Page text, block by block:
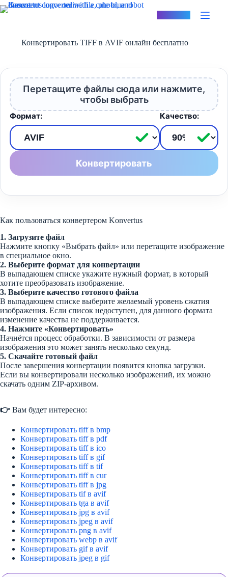
Перейти
к
Конвертировать TIFF в AVIF онлайн бесплатно
Перетащите файлы сюда или нажмите,
чтобы выбрать
Формат: Качество:
Конвертировать
Как пользоваться конвертером Konvertus
1. Загрузите файл
Нажмите кнопку «Выбрать файл» или перетащите изображение
в специальное окно.
2. Выберите формат для конвертации
В выпадающем списке укажите нужный формат, в который
хотите преобразовать изображение.
3. Выберите качество готового файла
В выпадающем списке выберите желаемый уровень сжатия
изображения. Если список недоступен, для данного формата
изменение качества не поддерживается.
4. Нажмите «Конвертировать»
Начнётся процесс обработки. В зависимости от размера
изображения это может занять несколько секунд.
5. Скачайте готовый файл
После завершения конвертации появится кнопка загрузки.
Если вы конвертировали несколько изображений, их можно
скачать одним ZIP-архивом.
👉 Вам будет интересно:
Конвертировать tiff в bmp
Конвертировать tiff в pdf
Конвертировать tiff в ico
Конвертировать tiff в gif
Конвертировать tiff в tif
Конвертировать tiff в cur
Конвертировать tiff в jpg
Конвертировать tif в avif
Конвертировать tga в avif
Конвертировать jpg в avif
Конвертировать jpeg в avif
Конвертировать png в avif
Конвертировать webp в avif
Конвертировать gif в avif
Конвертировать jpeg в gif